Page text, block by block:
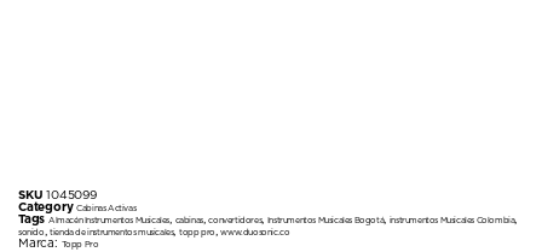
SKU1045099
Category Cabinas Activas
Tags Almacén Instrumentos Musicales, cabinas,convertidores, Instrumentos Musicales Bogotá, instrumentos Musicales Colombia,
sonido,tienda de instrumentos musicales,topp pro,www.duosonic.co
Marca: Topp Pro